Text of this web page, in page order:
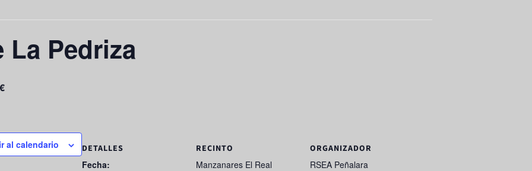
La Pedriza
al calendario
DETALLES
Fecha:
RECINTO
Manzanares El Real
ORGANIZADOR
RSEA Peñalara